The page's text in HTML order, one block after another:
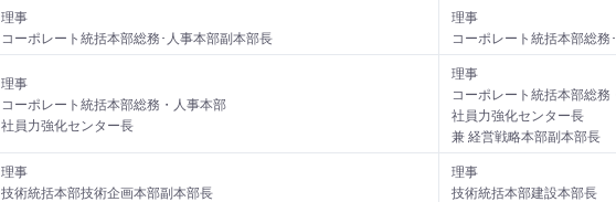
理事
コーポレート統括本部総務･人事本部副本部長
理事
コーポレート統括本部総
理事
コーポレート統括本部総務・人事本部
社員力強化センター長
理事
コーポレート統括本部総務
社員力強化センター長
兼 経営戦略本部副本部長
理事
技術統括本部技術企画本部副本部長
理事
技術統括本部建設本部長